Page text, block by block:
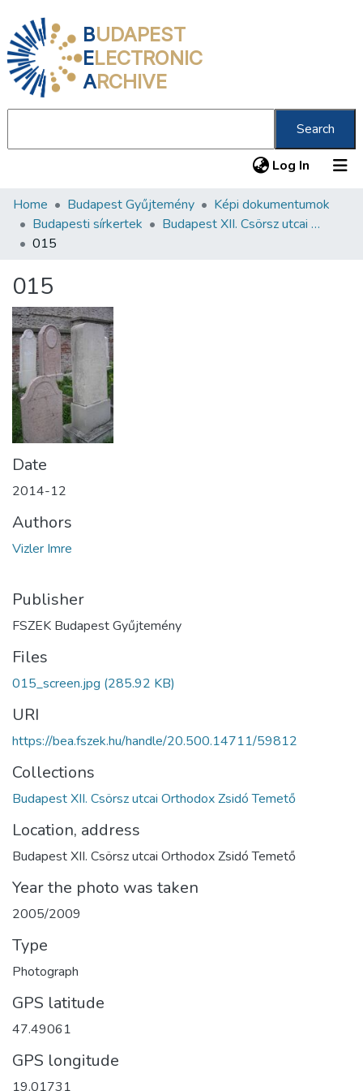
BUDAPEST
ELECTRONIC
ARCHIVE
Search
Log In (current)
Communities & Collections
All of DSpace
About us
Home Budapest Gyűjtemény
Képi dokumentumok
Budapesti sírkertek
Budapest XII. Csörsz utcai Orthodox Zsidó Temető
015
015
Date
2014-12
Authors
Vizler Imre
Publisher
FSZEK Budapest Gyűjtemény
Files
015_screen.jpg (285.92 KB)
URI
https://bea.fszek.hu/handle/20.500.14711/59812
Collections
Budapest XII. Csörsz utcai Orthodox Zsidó Temető
Location, address
Budapest XII. Csörsz utcai Orthodox Zsidó Temető
Year the photo was taken
2005/2009
Type
Photograph
GPS latitude
47.49061
GPS longitude
19.01731